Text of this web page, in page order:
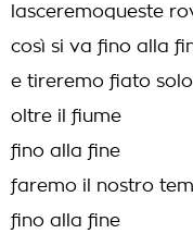
lasceremoqueste
così si va fino alla
e tireremo fiato
oltre il fiume
fino alla fine
faremo il nostro
fino alla fine